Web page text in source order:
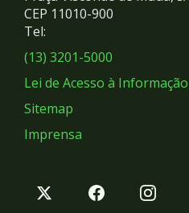
Redes
Sociais
CEP 11010-900
Tel:
(13) 3201-5000
Lei de Acesso à Informação
Sitemap
Imprensa